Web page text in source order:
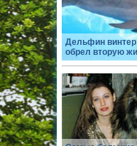
Дельфин
обрел вторую